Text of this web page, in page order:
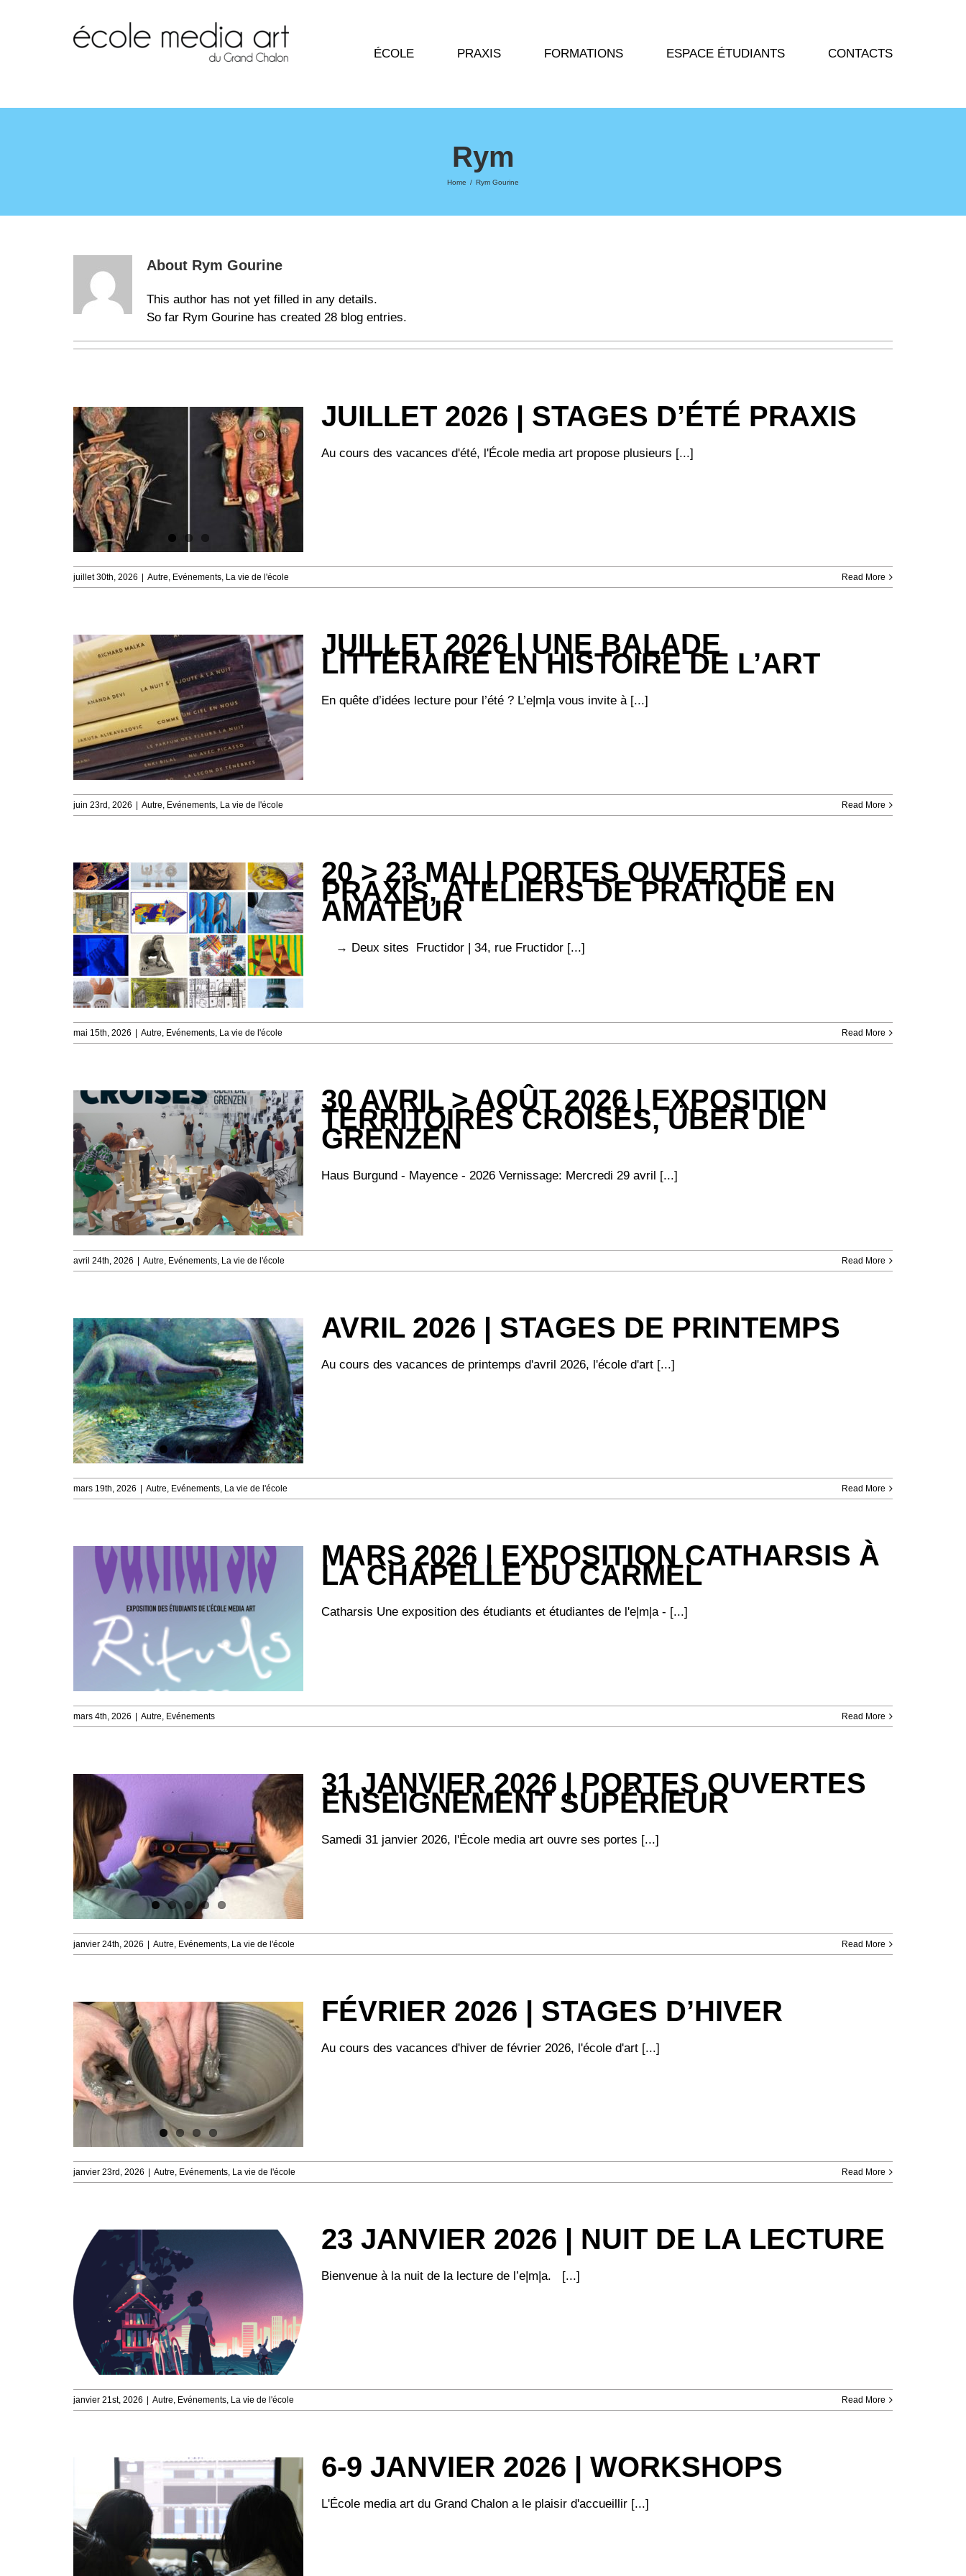
ÉCOLE PRAXIS FORMATIONS ESPACE ÉTUDIANTS CONTACTS
Rym
Home / Rym Gourine
About Rym Gourine
This author has not yet filled in any details.
So far Rym Gourine has created 28 blog entries.
JUILLET 2026 | STAGES D’ÉTÉ PRAXIS
Au cours des vacances d'été, l'École media art propose plusieurs [...]
juillet 30th, 2026 | Autre, Evénements, La vie de l'école Read More
JUILLET 2026 | UNE BALADE LITTÉRAIRE
EN HISTOIRE DE L’ART
JUILLET 2026 | UNE BALADE
LITTÉRAIRE EN HISTOIRE DE L’ART
En quête d’idées lecture pour l’été ? L’e|m|a vous invite à [...]
juin 23rd, 2026 | Autre, Evénements, La vie de l'école Read More
20 > 23 MAI | PORTES OUVERTES
20 > 23 MAI | PORTES OUVERTES
PRAXIS, ATELIERS DE PRATIQUE EN
AMATEUR
→ Deux sites Fructidor | 34, rue Fructidor [...]
mai 15th, 2026 | Autre, Evénements, La vie de l'école Read More
TERRITOIRES CROISÉS, ÜBER DIE
GRENZEN
30 AVRIL > AOÛT 2026 | EXPOSITION
TERRITOIRES CROISÉS, ÜBER DIE
GRENZEN
Haus Burgund - Mayence - 2026 Vernissage: Mercredi 29 avril [...]
avril 24th, 2026 | Autre, Evénements, La vie de l'école Read More
AVRIL 2026 | STAGES DE PRINTEMPS
Au cours des vacances de printemps d'avril 2026, l'école d'art [...]
mars 19th, 2026 | Autre, Evénements, La vie de l'école Read More
MARS 2026 | EXPOSITION CATHARSIS À
MARS 2026 | EXPOSITION CATHARSIS À
LA CHAPELLE DU CARMEL
Catharsis Une exposition des étudiants et étudiantes de l'e|m|a - [...]
mars 4th, 2026 | Autre, Evénements Read More
31 JANVIER 2026 | PORTES OUVERTES
31 JANVIER 2026 | PORTES OUVERTES
ENSEIGNEMENT SUPÉRIEUR
Samedi 31 janvier 2026, l'École media art ouvre ses portes [...]
janvier 24th, 2026 | Autre, Evénements, La vie de l'école Read More
FÉVRIER 2026 | STAGES D’HIVER
Au cours des vacances d'hiver de février 2026, l'école d'art [...]
janvier 23rd, 2026 | Autre, Evénements, La vie de l'école Read More
23 JANVIER 2026 | NUIT DE LA LECTURE
Bienvenue à la nuit de la lecture de l’e|m|a. [...]
janvier 21st, 2026 | Autre, Evénements, La vie de l'école Read More
6-9 JANVIER 2026 | WORKSHOPS
L'École media art du Grand Chalon a le plaisir d'accueillir [...]